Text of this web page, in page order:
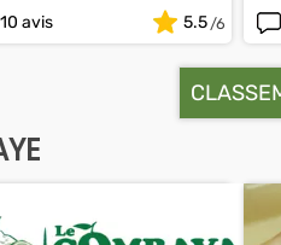
10 avis
5.5